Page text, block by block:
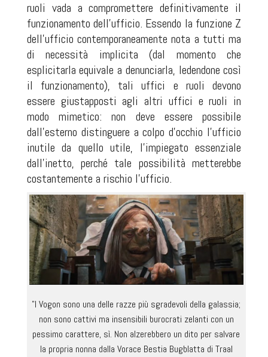
ruoli vada a compromettere definitivamente il
funzionamento dell'ufficio. Essendo la funzione Z
dell'ufficio contemporaneamente nota a tutti ma
di necessità implicita (dal momento che
esplicitarla equivale a denunciarla, ledendone così
il funzionamento), tali uffici e ruoli devono
essere giustapposti agli altri uffici e ruoli in
modo mimetico: non deve essere possibile
dall'esterno distinguere a colpo d'occhio l'ufficio
inutile da quello utile, l'impiegato essenziale
dall'inetto, perché tale possibilità metterebbe
costantemente a rischio l'ufficio.
"I Vogon sono una delle razze più sgradevoli della galassia;
non sono cattivi ma insensibili burocrati zelanti con un
pessimo carattere, sì. Non alzerebbero un dito per salvare
la propria nonna dalla Vorace Bestia Bugblatta di Traal